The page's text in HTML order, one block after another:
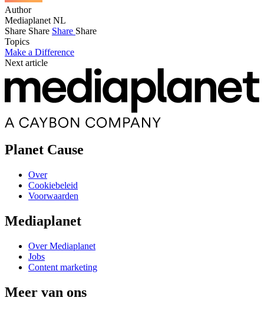
Author
Mediaplanet NL
Share Share Share Share
Topics
Make a Difference
Next article
Planet Cause
Over
Cookiebeleid
Voorwaarden
Mediaplanet
Over Mediaplanet
Jobs
Content marketing
Meer van ons